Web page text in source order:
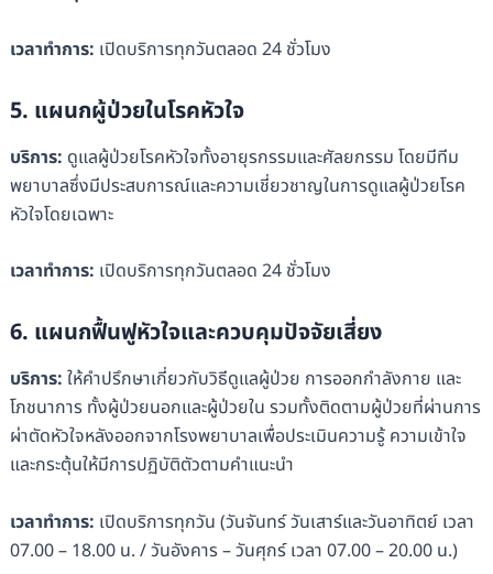
เวลาทำการ: เปิดบริการทุกวันตลอด 24 ชั่วโมง
5. แผนกผู้ป่วยในโรคหัวใจ
บริการ: ดูแลผู้ป่วยโรคหัวใจทั้งอายุรกรรมและศัลยกรรม โดยมีทีม
พยาบาลซึ่งมีประสบการณ์และความเชี่ยวชาญในการดูแลผู้ป่วยโรค
หัวใจโดยเฉพาะ
เวลาทำการ: เปิดบริการทุกวันตลอด 24 ชั่วโมง
6. แผนกฟื้นฟูหัวใจและควบคุมปัจจัยเสี่ยง
บริการ: ให้คำปรึกษาเกี่ยวกับวิธีดูแลผู้ป่วย การออกกำลังกาย และ
โภชนาการ ทั้งผู้ป่วยนอกและผู้ป่วยใน รวมทั้งติดตามผู้ป่วยที่ผ่านการ
ผ่าตัดหัวใจหลังออกจากโรงพยาบาลเพื่อประเมินความรู้ ความเข้าใจ
และกระตุ้นให้มีการปฏิบัติตัวตามคำแนะนำ
เวลาทำการ: เปิดบริการทุกวัน (วันจันทร์ วันเสาร์และวันอาทิตย์ เวลา
07.00 – 18.00 น. / วันอังคาร – วันศุกร์ เวลา 07.00 – 20.00 น.)